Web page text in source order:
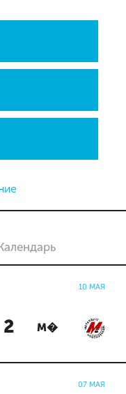
10 МАЯ
2 М�
07 МАЯ